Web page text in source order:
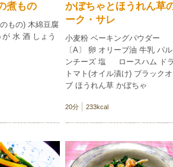
白ワイン
検索
煮もの
もの) 木綿豆腐
水 酒 しょう
かぼちゃとほうれん草
ーク・サレ
小麦粉 ベーキングパウダー
〔A〕 卵 オリーブ油 牛乳 パ
ンチーズ 塩 ロースハム ド
トマト(オイル漬け) ブラック
ブ ほうれん草 かぼちゃ
20分 233kcal